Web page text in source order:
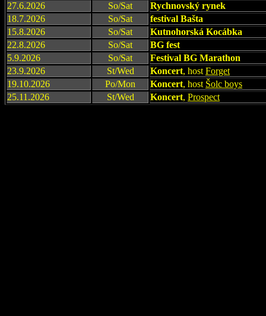
27.6.2026
So/Sat
Rychnovský rynek
18.7.2026
So/Sat
festival Bašta
15.8.2026
So/Sat
Kutnohorská Kocábka
22.8.2026
So/Sat
BG fest
5.9.2026
So/Sat
Festival BG Marathon
23.9.2026
St/Wed Koncert, host Forget
19.10.2026
Po/Mon Koncert, host Šolc boys
25.11.2026
St/Wed Koncert, Prospect